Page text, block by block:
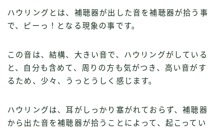
ハウリングとは、補聴器が出した音を補聴器が拾う事
で、ピーっ！となる現象の事です。
この音は、結構、大きい音で、ハウリングがしている
と、自分も含めて、周りの方も気がつき、高い音がす
るため、少々、うっとうしく感じます。
ハウリングは、耳がしっかり塞がれておらず、補聴器
から出た音を補聴器が拾うことによって、起こってい